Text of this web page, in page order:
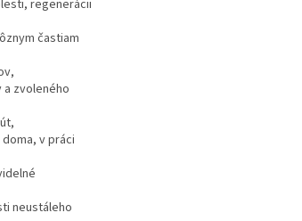
regenerácii
častiam
zvoleného
v práci
neustáleho